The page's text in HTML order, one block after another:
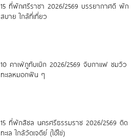
15 ที่พักศรีราชา 2026/2569 บรรยากาศดี พัก
สบาย ใกล้ที่เที่ยว
10 คาเฟ่ภูทับเบิก 2026/2569 จิบกาแฟ ชมวิว
ทะเลหมอกฟิน ๆ
15 ที่พักสิชล นครศรีธรรมราช 2026/2569 ติด
ทะเล ใกล้วัดเจดีย์ (ไอ้ไข่)